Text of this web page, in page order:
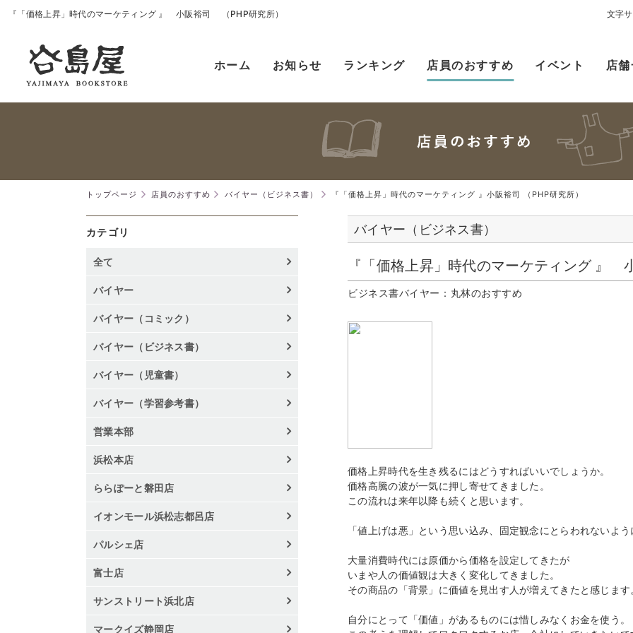
『「価格上昇」時代のマーケティング 』 小阪裕司 （PHP研究所） 文字
ホーム お知らせ ランキング 店員のおすすめ イベント 店
トップページ 店員のおすすめ バイヤー（ビジネス書） 『「価格上昇」時代のマーケティング 』小阪裕司 （PHP研究所）
バイヤー（ビジネス書）
『「価格上昇」時代のマーケティング 』
ビジネス書バイヤー：丸林のおすすめ
価格上昇時代を生き残るにはどうすればいいでしょうか。
価格高騰の波が一気に押し寄せてきました。
この流れは来年以降も続くと思います。
「値上げは悪」という思い込み、固定観念にとらわれないよう
大量消費時代には原価から価格を設定してきたが
いまや人の価値観は大きく変化してきました。
その商品の「背景」に価値を見出す人が増えてきたと感じます
自分にとって「価値」があるものには惜しみなくお金を使う。
カテゴリ
全て
バイヤー
バイヤー（コミック）
バイヤー（ビジネス書）
バイヤー（児童書）
バイヤー（学習参考書）
営業本部
浜松本店
ららぽーと磐田店
イオンモール浜松志都呂店
パルシェ店
富士店
サンストリート浜北店
マークイズ静岡店